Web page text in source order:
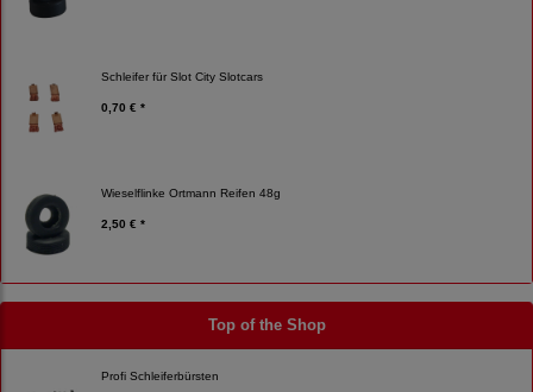
Schleifer für Slot City Slotcars
0,70 € *
Wieselflinke Ortmann Reifen 48g
2,50 € *
Top of the Shop
Profi Schleiferbürsten